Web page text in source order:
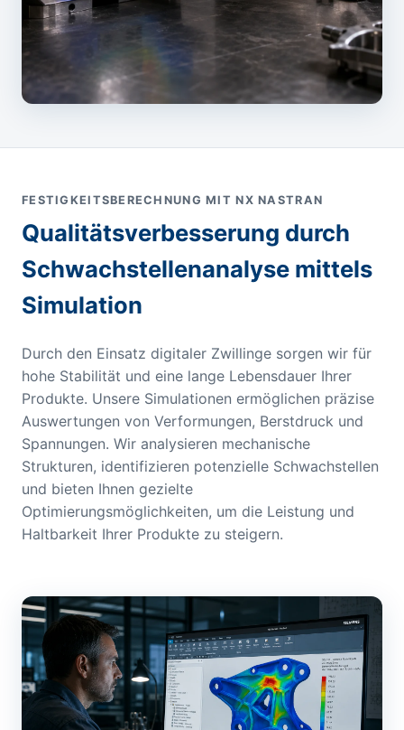
FESTIGKEITSBERECHNUNG MIT NX NASTRAN
Qualitätsverbesserung durch
Schwachstellenanalyse mittels
Simulation
Durch den Einsatz digitaler Zwillinge sorgen wir für
hohe Stabilität und eine lange Lebensdauer Ihrer
Produkte. Unsere Simulationen ermöglichen präzise
Auswertungen von Verformungen, Berstdruck und
Spannungen. Wir analysieren mechanische
Strukturen, identifizieren potenzielle Schwachstellen
und bieten Ihnen gezielte
Optimierungsmöglichkeiten, um die Leistung und
Haltbarkeit Ihrer Produkte zu steigern.